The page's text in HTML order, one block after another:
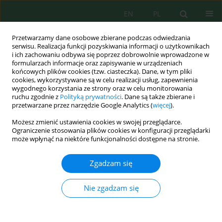
Przetwarzamy dane osobowe zbierane podczas odwiedzania
serwisu. Realizacja funkcji pozyskiwania informacji o użytkownikach
i ich zachowaniu odbywa się poprzez dobrowolnie wprowadzone w
formularzach informacje oraz zapisywanie w urządzeniach
końcowych plików cookies (tzw. ciasteczka). Dane, w tym pliki
cookies, wykorzystywane są w celu realizacji usług, zapewnienia
wygodnego korzystania ze strony oraz w celu monitorowania
ruchu zgodnie z Polityką prywatności. Dane są także zbierane i
przetwarzane przez narzędzie Google Analytics (więcej).
Możesz zmienić ustawienia cookies w swojej przeglądarce.
Ograniczenie stosowania plików cookies w konfiguracji przeglądarki
może wpłynąć na niektóre funkcjonalności dostępne na stronie.
Zgadzam się
Nie zgadzam się
PL
EN
AutorIlias Obda
Production of eco-friendly clay bricks from
municipal construction and demolition waste
Raini Imad,Hicham El Asmi,Ilias Obda
J. Ecol. Eng. 2025; 26(3):296-308
https://doi.org/10.12911/22998993/199456